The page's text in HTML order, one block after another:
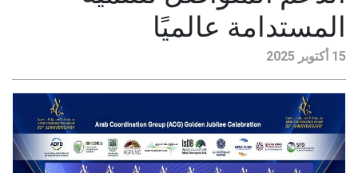
المستدامة عالميًا
15 أكتوبر 2025